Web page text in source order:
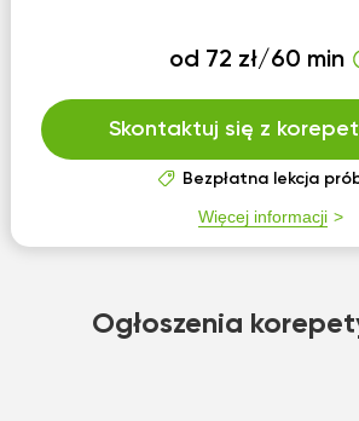
od 72 zł/60 min
Skontaktuj się z
Bezpłatna lekcja
Więcej informacji
Ogłoszenia